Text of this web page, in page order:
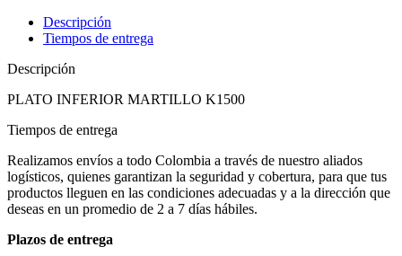
Descripción
Tiempos de entrega
Descripción
PLATO INFERIOR MARTILLO K1500
Tiempos de entrega
Realizamos envíos a todo Colombia a través de nuestro aliados
logísticos, quienes garantizan la seguridad y cobertura, para que tus
productos lleguen en las condiciones adecuadas y a la dirección que
deseas en un promedio de 2 a 7 días hábiles.
Plazos de entrega